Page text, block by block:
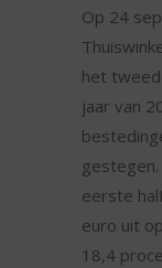
Op 24
het
jaar van
eerste
euro uit
18,4